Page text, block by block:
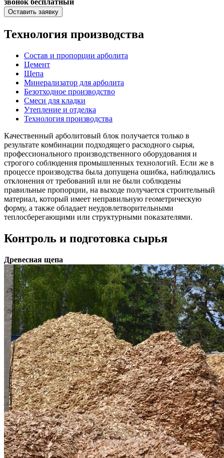
звонок бесплатный
Оставить заявку
Технология производства
Состав и пропорции арболита
Цемент
Щепа
Минерализатор для арболита
Безотходное производство
Смеси для кладки
Утепление и отделка
Технология производства
Качественный арболитовый блок получается только в
результате комбинации подходящего расходного сырья,
профессионального производственного оборудования и
строгого соблюдения промышленных технологий. Если же в
процессе производства была допущена ошибка, наблюдались
отклонения от требований или не были соблюдены
правильные пропорции, на выходе получается строительный
материал, который имеет неправильную геометрическую
форму, а также обладает неудовлетворительными
теплосберегающими или структурными показателями.
Контроль и подготовка сырья
Древесная щепа